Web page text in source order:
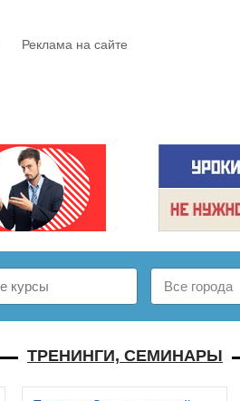
Реклама на сайте
ТРЕНИНГИ, СЕМИНАРЫ